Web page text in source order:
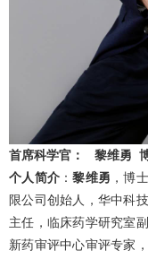
首席科学官： 黎维勇
个人简介 ：黎维勇 ，博
限公司创始人，华中科
主任，临床药学研究室
新药审评中心审评专家